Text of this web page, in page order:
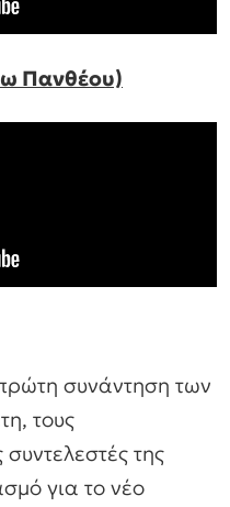
Πανθέου)
συνάντηση των
τους
της
για το νέο